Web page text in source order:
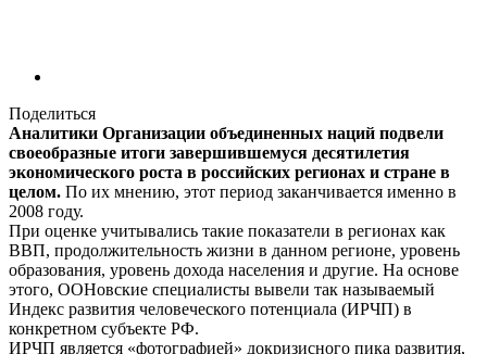
Поделиться
Аналитики Организации объединенных наций подвели
своеобразные итоги завершившемуся десятилетия
экономического роста в российских регионах и стране в
целом. По их мнению, этот период заканчивается именно в
2008 году.
При оценке учитывались такие показатели в регионах как
ВВП, продолжительность жизни в данном регионе, уровень
образования, уровень дохода населения и другие. На основе
этого, ООНовские специалисты вывели так называемый
Индекс развития человеческого потенциала (ИРЧП) в
конкретном субъекте РФ.
ИРЧП является «фотографией» докризисного пика развития,